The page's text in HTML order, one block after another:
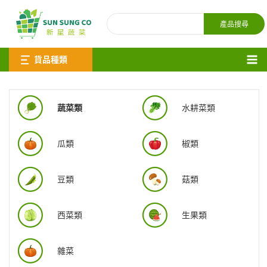
貨品種類
蔬菜類 水耕菜類
瓜類 椒類
豆類 菇類
西菜類 生果類
雜菜